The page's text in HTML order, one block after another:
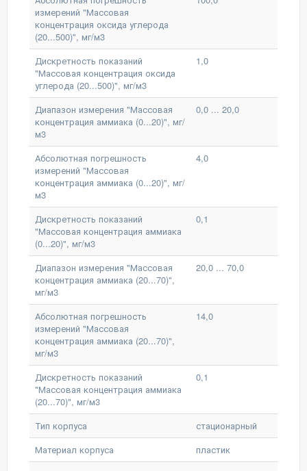
измерений "Массовая
концентрация оксида углерода
(20...500)", мг/м3
Дискретность показаний
"Массовая концентрация оксида
углерода (20...500)", мг/м3
1,0
Диапазон измерения "Массовая
концентрация аммиака (0...20)", мг/
м3
0,0 ... 20,0
Абсолютная погрешность
измерений "Массовая
концентрация аммиака (0...20)", мг/
м3
4,0
Дискретность показаний
"Массовая концентрация аммиака
(0...20)", мг/м3
0,1
Диапазон измерения "Массовая
концентрация аммиака (20...70)",
мг/м3
20,0 ... 70,0
Абсолютная погрешность
измерений "Массовая
концентрация аммиака (20...70)",
мг/м3
14,0
Дискретность показаний
"Массовая концентрация аммиака
(20...70)", мг/м3
0,1
Тип корпуса
стационарный
Материал корпуса
пластик